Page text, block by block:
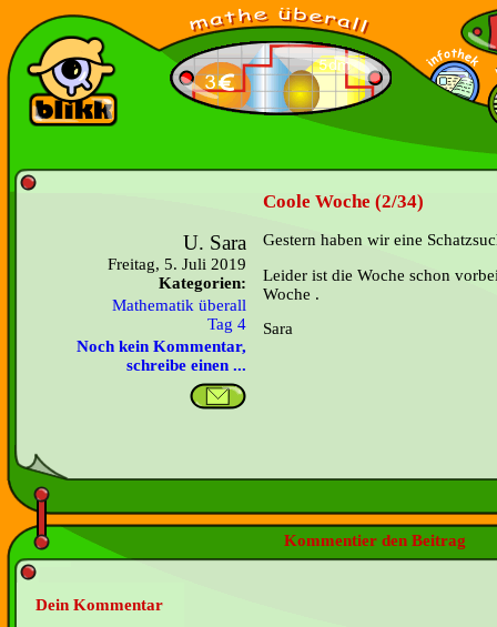
Coole Woche (2/34)
U. Sara
Freitag, 5. Juli 2019
Kategorien:
Mathematik überall
Tag 4
Noch kein Kommentar,
schreibe einen ...
Gestern haben wir eine
Leider ist die Woche schon
Woche .
Sara
Kommentier den Beitrag
Dein Kommentar